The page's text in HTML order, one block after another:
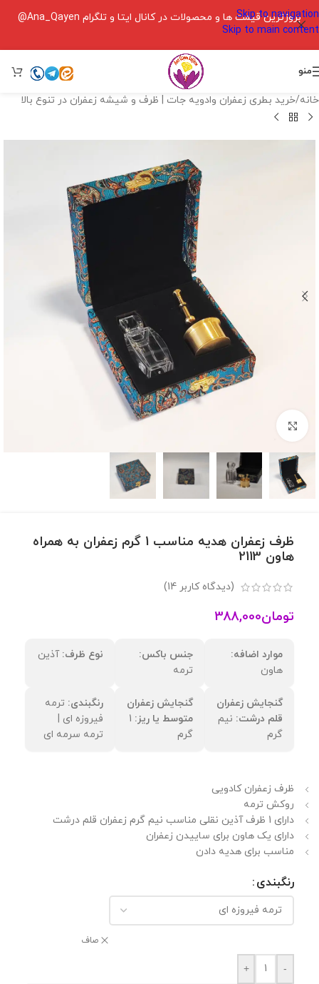
Skip to navigation
Skip to main content
بروزترین قیمت ها و محصولات در کانال ایتا و تلگرام Ana_Qayen@
منو
خانه/خرید بطری زعفران وادویه جات | ظرف و شیشه زعفران در تنوع بالا
ظرف زعفران هدیه مناسب 1 گرم زعفران به همراه
هاون 2113
(دیدگاه کاربر 14
)
تومان388,000
موارد اضافه:
هاون
جنس باکس:
ترمه
نوع ظرف: آذین
گنجایش زعفران
قلم درشت: نیم
گرم
گنجایش زعفران
متوسط یا ریز: 1
گرم
رنگبندی: ترمه
فیروزه ای |
ترمه سرمه ای
ظرف زعفران کادویی
روکش ترمه
دارای 1 ظرف آذین نقلی مناسب نیم گرم زعفران قلم درشت
دارای یک هاون برای ساییدن زعفران
مناسب برای هدیه دادن
رنگبندی
صاف
-
+